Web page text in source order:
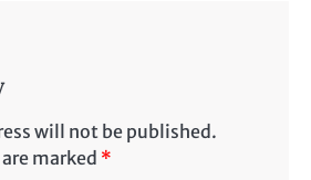
will not be published.
marked *